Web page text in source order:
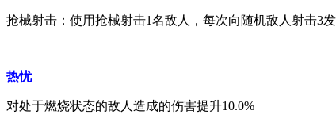
抢械射击：使用抢械射击1名敌人，每次向随机敌人射击3
热忧
对处于燃烧状态的敌人造成的伤害提升10.0%